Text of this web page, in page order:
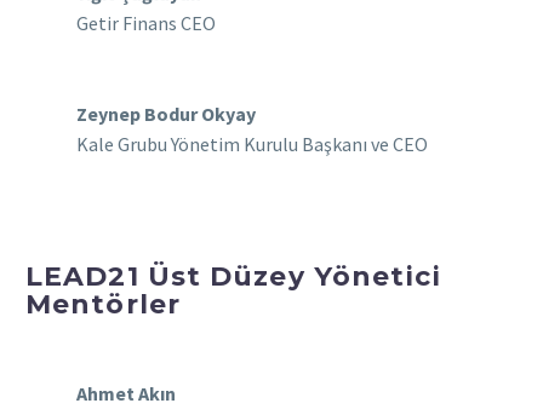
Getir Finans CEO
Zeynep Bodur Okyay
Kale Grubu Yönetim Kurulu Başkanı ve CEO
LEAD21 Üst Düzey Yönetici
Mentörler
Ahmet Akın